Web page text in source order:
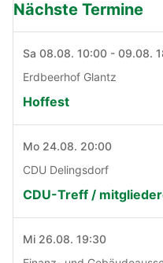
Nächste Termine
Sa 08.08. 10:00 - 09.08.
Erdbeerhof Glantz
Hoffest
Mo 24.08. 20:00
CDU Delingsdorf
CDU-Treff /
Mi 26.08. 19:30